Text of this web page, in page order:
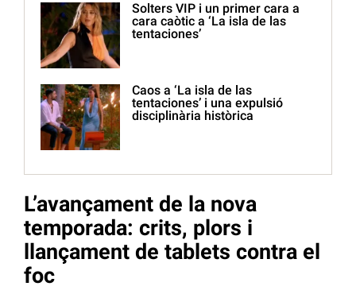
Solters VIP i un primer cara a
cara caòtic a ‘La isla de las
tentaciones’
Caos a ‘La isla de las
tentaciones’ i una expulsió
disciplinària històrica
L’avançament de la nova
temporada: crits, plors i
llançament de tablets contra el
foc